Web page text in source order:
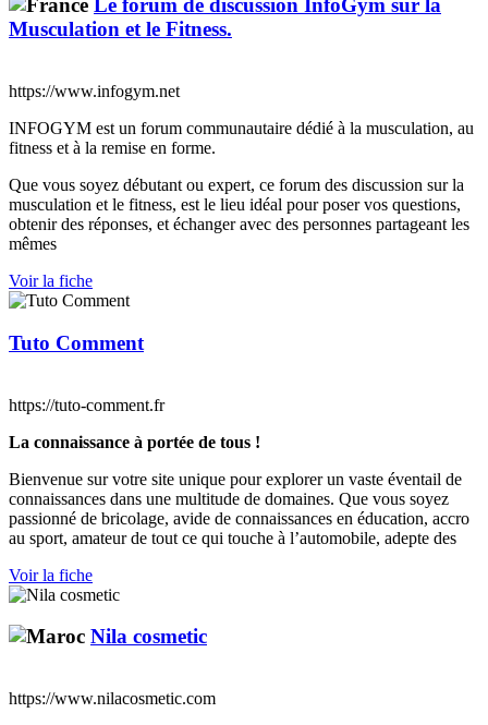
Le forum de discussion InfoGym sur la
Musculation et le Fitness.
https://www.infogym.net
INFOGYM est un forum communautaire dédié à la musculation, au
fitness et à la remise en forme.
Que vous soyez débutant ou expert, ce forum des discussion sur la
musculation et le fitness, est le lieu idéal pour poser vos questions,
obtenir des réponses, et échanger avec des personnes partageant les
mêmes
Voir la fiche
Tuto Comment
https://tuto-comment.fr
La connaissance à portée de tous !
Bienvenue sur votre site unique pour explorer un vaste éventail de
connaissances dans une multitude de domaines. Que vous soyez
passionné de bricolage, avide de connaissances en éducation, accro
au sport, amateur de tout ce qui touche à l’automobile, adepte des
Voir la fiche
Nila cosmetic
https://www.nilacosmetic.com